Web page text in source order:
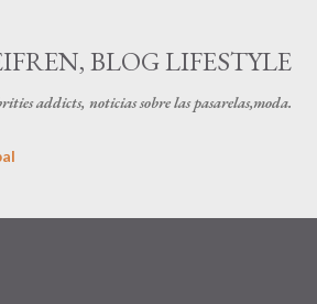
BLOG LIFESTYLE
addicts, noticias sobre las pasarelas,moda.